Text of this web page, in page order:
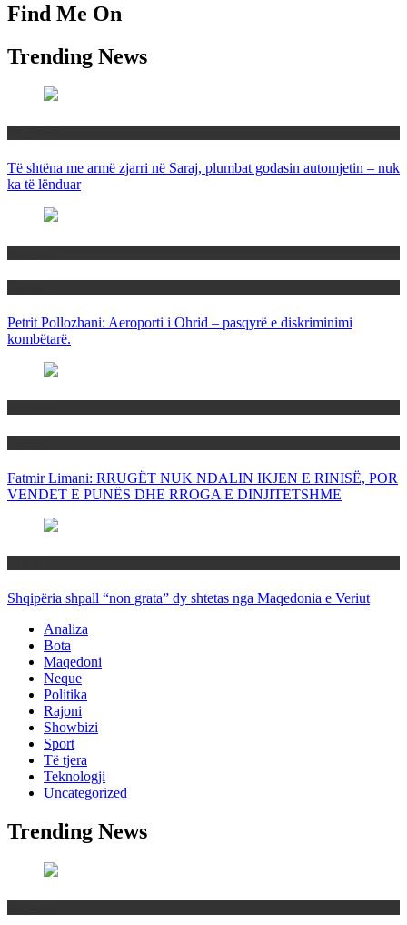
Find Me On
Trending News
Të shtëna me armë zjarri në Saraj, plumbat godasin automjetin – nuk
ka të lënduar
Petrit Pollozhani: Aeroporti i Ohrid – pasqyrë e diskriminimi
kombëtarë.
Fatmir Limani: RRUGËT NUK NDALIN IKJEN E RINISË, POR
VENDET E PUNËS DHE RROGA E DINJITETSHME
Shqipëria shpall “non grata” dy shtetas nga Maqedonia e Veriut
Analiza
Bota
Maqedoni
Neque
Politika
Rajoni
Showbizi
Sport
Të tjera
Teknologji
Uncategorized
Trending News